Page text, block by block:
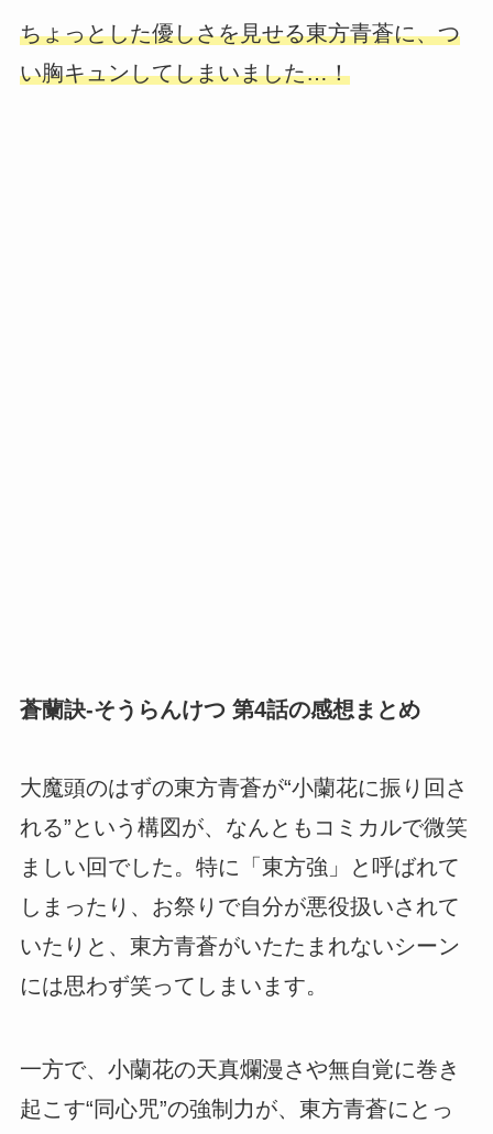
ちょっとした優しさを見せる東方青蒼に、つ
い胸キュンしてしまいました…！
蒼蘭訣-そうらんけつ 第4話の感想まとめ
大魔頭のはずの東方青蒼が“小蘭花に振り回さ
れる”という構図が、なんともコミカルで微笑
ましい回でした。特に「東方強」と呼ばれて
しまったり、お祭りで自分が悪役扱いされて
いたりと、東方青蒼がいたたまれないシーン
には思わず笑ってしまいます。
一方で、小蘭花の天真爛漫さや無自覚に巻き
起こす“同心咒”の強制力が、東方青蒼にとっ